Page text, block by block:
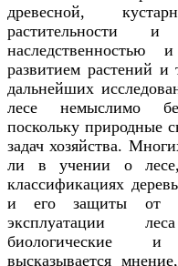
древесной,
растительности
развитием растений
дальнейших
лесе немыслимо
поскольку природные
задач хозяйства.
ли в учении о лесе,
классификациях
и его защиты от
эксплуатации
биологические и
высказывается